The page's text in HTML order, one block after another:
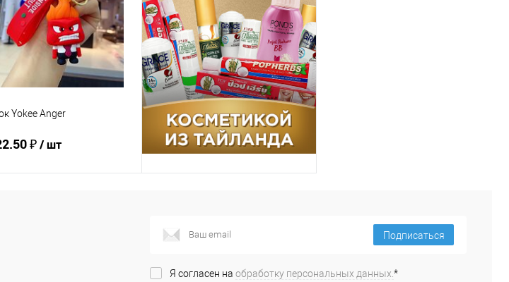
Yokee Anger
₽/ шт
Подписаться
Я согласен на обработку персональных данных. *